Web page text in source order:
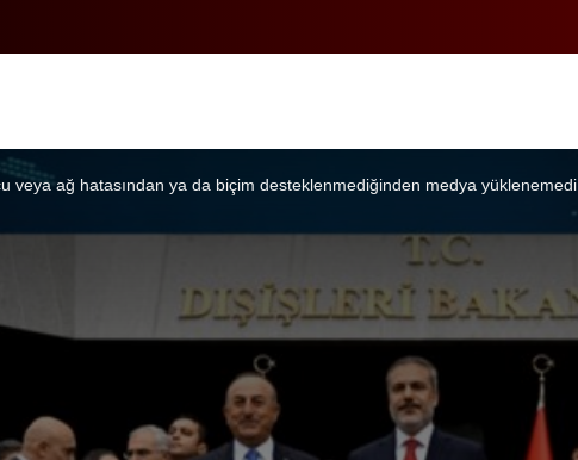
veya ağ hatasından ya da biçim desteklenmediğinden medya yüklenemedi.